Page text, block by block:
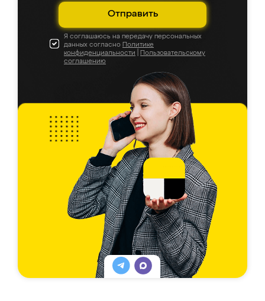
Отправить
Я соглашаюсь на передачу персональных
данных согласно Политике
конфиденциальности
Пользовательскому
соглашению